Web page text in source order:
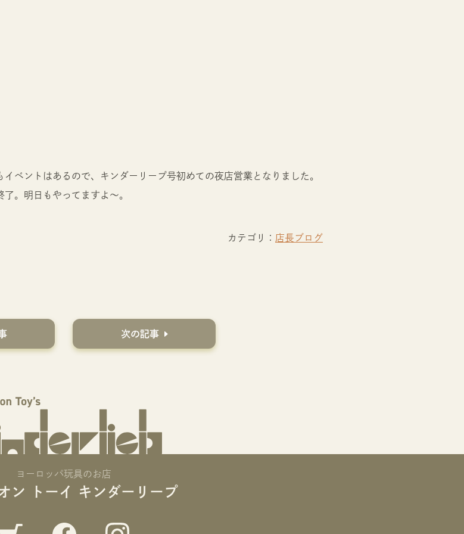
ベントはあるので、キンダーリープ号初めての夜店営業となりました。
。明日もやってますよ〜。
カテゴリ： 店長ブログ
次の記事
ヨーロッパ玩具のお店
ン トーイ キンダーリープ